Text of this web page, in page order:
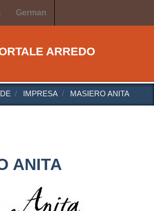
German
ARREDO
DE IMPRESA MASIERO ANITA
ANITA